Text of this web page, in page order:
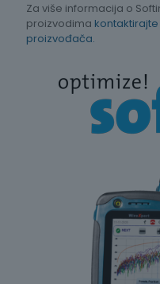
Za više informacija o
proizvodima kontaktirajte
proizvođača.